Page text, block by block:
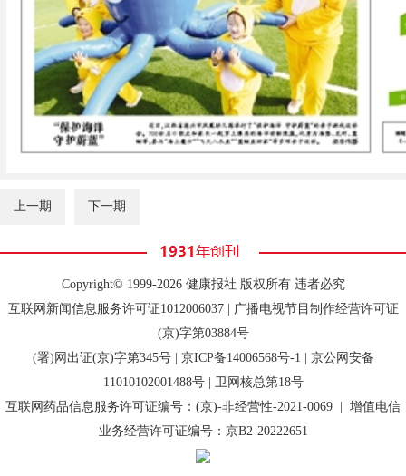
上一期 下一期
Copyright© 1999-2026 健康报社 版权所有 违者必究
互联网新闻信息服务许可证1012006037 | 广播电视节目制作经营许可证
(京)字第03884号
(署)网出证(京)字第345号 | 京ICP备14006568号-1 | 京公网安备
11010102001488号 | 卫网核总第18号
互联网药品信息服务许可证编号：(京)-非经营性-2021-0069 | 增值电信
业务经营许可证编号：京B2-20222651